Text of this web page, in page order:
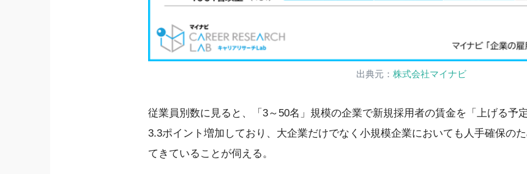
出典元： 株式会社マイナビ
従業員別数に見ると、「3～50名」規模の企業で新規採用者の賃金を「上げる予
3.3ポイント増加しており、大企業だけでなく小規模企業においても人手確保の
てきていることが伺える。